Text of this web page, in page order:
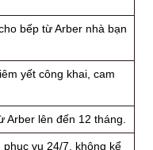
bếp từ Arber nhà bạn
yết công khai, cam
Arber lên đến 12 tháng.
vụ 24/7, không kể